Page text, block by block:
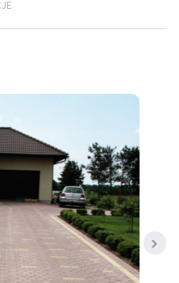
Śląsk
Śląsk
Śląsk
Śląsk
Śląsk
Śląsk